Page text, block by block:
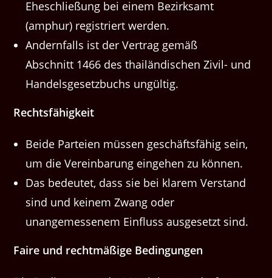
Eheschließung bei einem Bezirk­samt
(amphur) reg­istri­ert werden.
Andern­falls ist der Ver­trag gemäß
Abschnitt 1466 des thailändis­chen Ziv­il- und
Han­dels­ge­set­zbuchs ungültig.
Rechts­fähigkeit
Bei­de Parteien müssen geschäfts­fähig sein,
um die Vere­in­barung einge­hen zu können.
Das bedeutet, dass sie bei klarem Ver­stand
sind und keinem Zwang oder
unangemessen­em Ein­fluss aus­ge­set­zt sind.
Faire und recht­mäßige Bedingungen